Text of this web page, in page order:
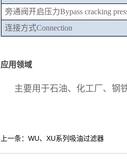
旁通阀开启压力Bypass cracking
连接方式Connection
应用领域
主要用于石油、化工厂、钢
上一条：WU、XU系列吸油过滤器